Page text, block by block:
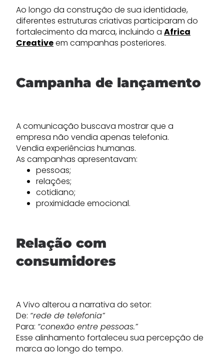
Ao longo da construção de sua identidade,
diferentes estruturas criativas participaram do
fortalecimento da marca, incluindo a Africa
Creativeem campanhas posteriores.
Campanha de lançamento
A comunicação buscava mostrar que a
empresa não vendia apenas telefonia.
Vendia experiências humanas.
As campanhas apresentavam:
pessoas;
relações;
cotidiano;
proximidade emocional.
Relação com
consumidores
A Vivo alterou a narrativa do setor:
De: “rede de telefonia”
Para: “conexão entre pessoas.”
Esse alinhamento fortaleceu sua percepção de
marca ao longo do tempo.